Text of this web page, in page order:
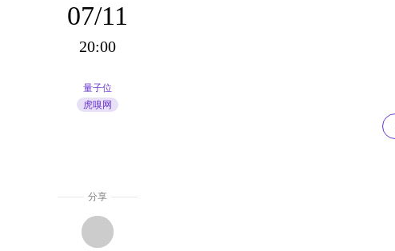
07/11
20:00
量子位
虎嗅网
分享